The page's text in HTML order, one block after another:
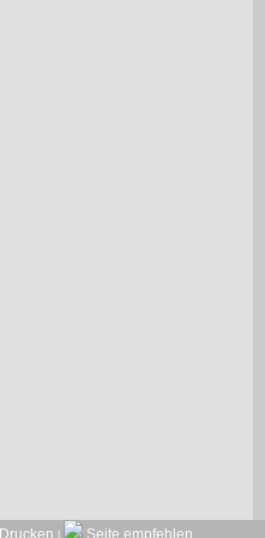
Drucken Seite empfehlen